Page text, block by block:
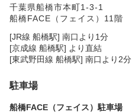
千葉県船橋市本町1-3-1
船橋FACE（フェイス）11階
[JR線 船橋駅] 南口より1分
[京成線 船橋駅] より直結
[東武野田線 船橋駅] 南口より2分
駐車場
船橋FACE（フェイス）駐車場